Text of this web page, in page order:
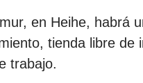
en Heihe, habrá
tienda libre
trabajo.